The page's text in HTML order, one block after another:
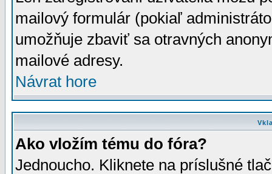
mailový formulár (pokiaľ
umožňuje zbaviť sa otravných
mailové adresy.
Návrat hore
Ako vložím tému do fóra?
Jednoucho. Kliknete na príslušné